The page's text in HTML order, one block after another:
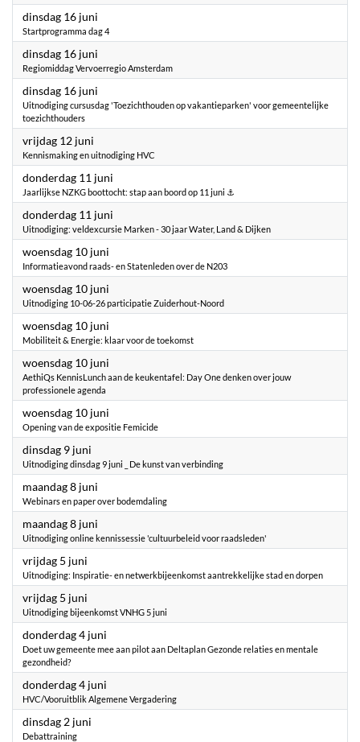
dinsdag 16 juni
Startprogramma dag 4
dinsdag 16 juni
Regiomiddag Vervoerregio Amsterdam
dinsdag 16 juni
Uitnodiging cursusdag 'Toezichthouden op vakantieparken' voor gemeentelijke
toezichthouders
vrijdag 12 juni
Kennismaking en uitnodiging HVC
donderdag 11 juni
Jaarlijkse NZKG boottocht: stap aan boord op 11 juni ⚓
donderdag 11 juni
Uitnodiging: veldexcursie Marken - 30 jaar Water, Land & Dijken
woensdag 10 juni
Informatieavond raads- en Statenleden over de N203
woensdag 10 juni
Uitnodiging 10-06-26 participatie Zuiderhout-Noord
woensdag 10 juni
Mobiliteit & Energie: klaar voor de toekomst
woensdag 10 juni
AethiQs KennisLunch aan de keukentafel: Day One denken over jouw
professionele agenda
woensdag 10 juni
Opening van de expositie Femicide
dinsdag 9 juni
Uitnodiging dinsdag 9 juni _ De kunst van verbinding
maandag 8 juni
Webinars en paper over bodemdaling
maandag 8 juni
Uitnodiging online kennissessie 'cultuurbeleid voor raadsleden'
vrijdag 5 juni
Uitnodiging: Inspiratie- en netwerkbijeenkomst aantrekkelijke stad en dorpen
vrijdag 5 juni
Uitnodiging bijeenkomst VNHG 5 juni
donderdag 4 juni
Doet uw gemeente mee aan pilot aan Deltaplan Gezonde relaties en mentale
gezondheid?
donderdag 4 juni
HVC/Vooruitblik Algemene Vergadering
dinsdag 2 juni
Debattraining